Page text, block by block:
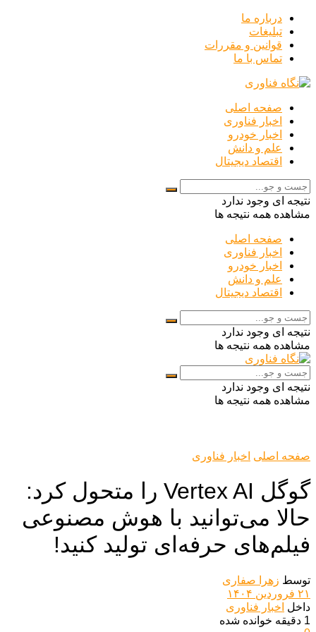
درباره ما
تبلیغات
قوانین و مقررات
تماس با ما
صفحه اصلی
اخبار فناوری
اخبار خودرو
علم و دانش
اقتصاد دیجیتال
نتیجه ای وجود ندارد
مشاهده همه نتیجه ها
صفحه اصلی
اخبار فناوری
اخبار خودرو
علم و دانش
اقتصاد دیجیتال
نتیجه ای وجود ندارد
مشاهده همه نتیجه ها
نتیجه ای وجود ندارد
مشاهده همه نتیجه ها
صفحه اصلی اخبار فناوری
گوگل Vertex AI را متحول کرد:
حالا می‌توانید با هوش مصنوعی
فیلم‌های حرفه‌ای تولید کنید!
توسط زهرا صفاری
۲۱ فروردین ۱۴۰۴
داخل اخبار فناوری
1 دقیقه خوانده شده